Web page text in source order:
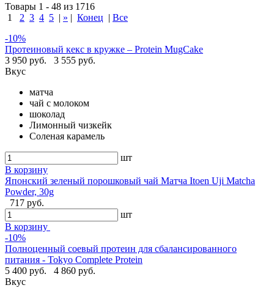
Товары 1 - 48 из 1716
1
2 3 4 5 | » | Конец | Все
-10%
Протеиновый кекс в кружке – Protein MugCake
3 950 руб.
3 555 руб.
Вкус
матча
чай с молоком
шоколад
Лимонный чизкейк
Соленая карамель
шт
В корзину
Японский зеленый порошковый чай Матча Itoen Uji Matcha
Powder, 30g
717 руб.
шт
В корзину
-10%
Полноценный соевый протеин для сбалансированного
питания - Tokyo Complete Protein
5 400 руб.
4 860 руб.
Вкус